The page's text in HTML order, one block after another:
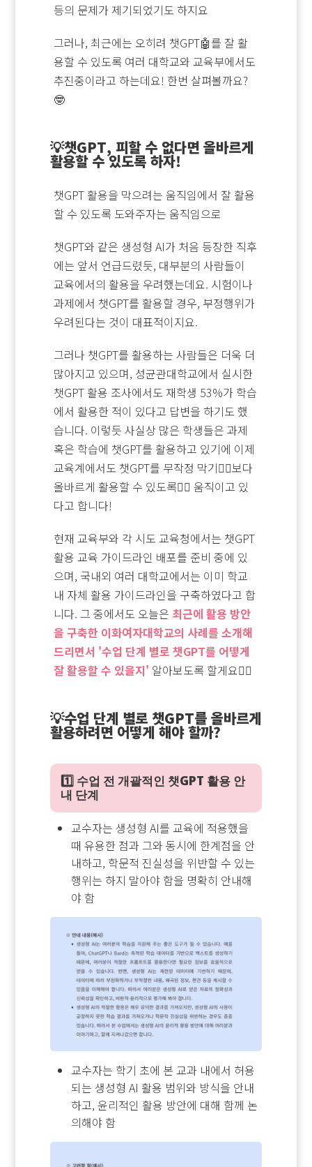
등의 문제가 제기되었기도 하지요
그러나, 최근에는 오히려 챗GPT🤖를 잘 활
용할 수 있도록 여러 대학교와 교육부에서도
추진중이라고 하는데요! 한번 살펴볼까요?
🤓
💡챗GPT, 피할 수 없다면 올바르게
활용할 수 있도록 하자!
챗GPT 활용을 막으려는 움직임에서 잘 활용
할 수 있도록 도와주자는 움직임으로
챗GPT와 같은 생성형 AI가 처음 등장한 직후
에는 앞서 언급드렸듯, 대부분의 사람들이
교육에서의 활용을 우려했는데요. 시험이나
과제에서 챗GPT를 활용할 경우, 부정행위가
우려된다는 것이 대표적이지요.
그러나 챗GPT를 활용하는 사람들은 더욱 더
많아지고 있으며, 성균관대학교에서 실시한
챗GPT 활용 조사에서도 재학생 53%가 학습
에서 활용한 적이 있다고 답변을 하기도 했
습니다. 이렇듯 사실상 많은 학생들은 과제
혹은 학습에 챗GPT를 활용하고 있기에 이제
교육계에서도 챗GPT를 무작정 막기🙅‍♀️보다
올바르게 활용할 수 있도록🙆‍♂️ 움직이고 있
다고 합니다!
현재 교육부와 각 시도 교육청에서는 챗GPT
활용 교육 가이드라인 배포를 준비 중에 있
으며, 국내외 여러 대학교에서는 이미 학교
내 자체 활용 가이드라인을 구축하였다고 합
니다. 그 중에서도 오늘은 최근에 활용 방안
을 구축한 이화여자대학교의 사례를 소개해
드리면서 '수업 단계 별로 챗GPT를 어떻게
잘 활용할 수 있을지' 알아보도록 할게요💁‍♀️
💡수업 단계 별로 챗GPT를 올바르게
활용하려면 어떻게 해야 할까?
1️⃣ 수업 전 개괄적인 챗GPT 활용 안
내 단계
교수자는 생성형 AI를 교육에 적용했을
때 유용한 점과 그와 동시에 한계점을 안
내하고, 학문적 진실성을 위반할 수 있는
행위는 하지 말아야 함을 명확히 안내해
야 함
교수자는 학기 초에 본 교과 내에서 허용
되는 생성형 AI 활용 범위와 방식을 안내
하고, 윤리적인 활용 방안에 대해 함께 논
의해야 함